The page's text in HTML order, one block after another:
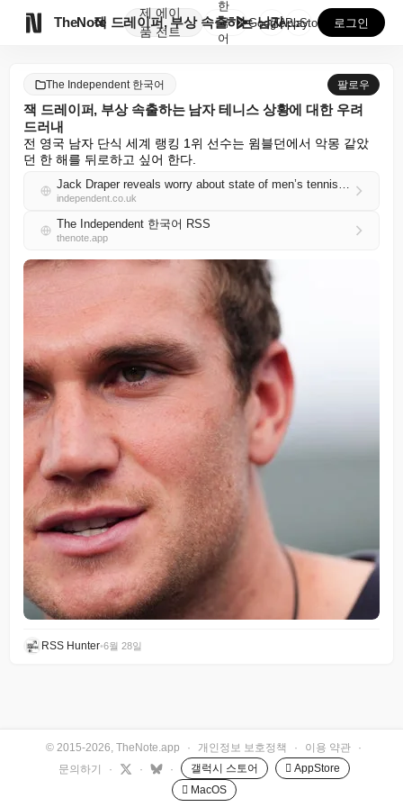
TheNote
제
품
에이
전트
잭 드레이퍼, 부상 속출하는 남자 테니스 상황에 대한 ...
한
국
어
GooglePlay
AppStore 로그인
The Independent 한국어 팔로우
잭 드레이퍼, 부상 속출하는 남자 테니스 상황에 대한 우려
드러내
전 영국 남자 단식 세계 랭킹 1위 선수는 윔블던에서 악몽 같았
던 한 해를 뒤로하고 싶어 한다.
Jack Draper reveals worry about state of men’s tennis as injuries pile up
independent.co.uk
The Independent 한국어 RSS
thenote.app
RSS Hunter•6월 28일
© 2015-2026, TheNote.app · 개인정보 보호정책 · 이용 약관
·
문의하기
· · · 갤럭시 스토어
 AppStore
 MacOS